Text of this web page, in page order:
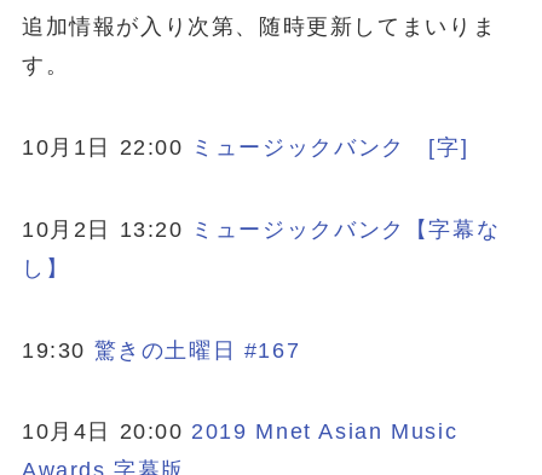
追加情報が入り次第、随時更新してまいりま
す。
10月1日 22:00 ミュージックバンク [字]
10月2日 13:20 ミュージックバンク【字幕な
し】
19:30 驚きの土曜日 #167
10月4日 20:00 2019 Mnet Asian Music